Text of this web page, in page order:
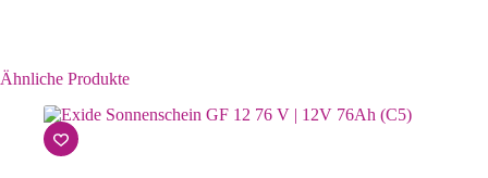
Ähnliche Produkte